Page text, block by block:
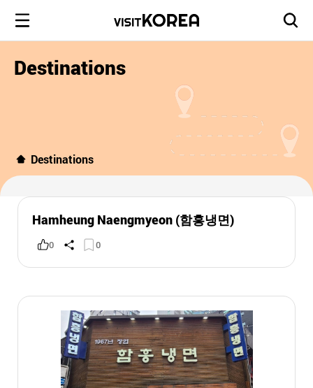
Destinations
Destinations
Hamheung Naengmyeon (함흥냉면)
0 0